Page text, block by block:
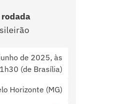
rodada
de 2025, às
(de Brasília)
Horizonte (MG)